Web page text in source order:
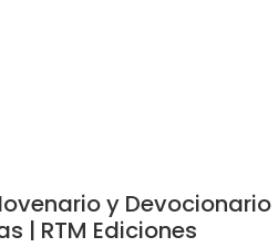
y Devocionario
| RTM Ediciones